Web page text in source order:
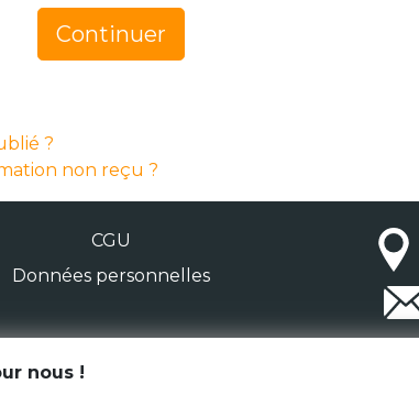
Continuer
?
non reçu ?
CGU
Données personnelles
Génération Zébrée 2026
nous !